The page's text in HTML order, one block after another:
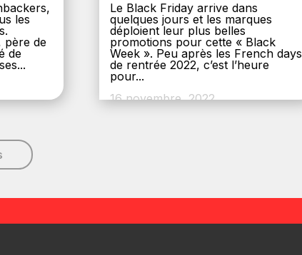
les
père de
de
Le Black Friday arrive dans
quelques jours et les marques
déploient leur plus belles
promotions pour cette « Black
Week ». Peu après les French days
de rentrée 2022, c’est l’heure
pour...
16 novembre, 2022